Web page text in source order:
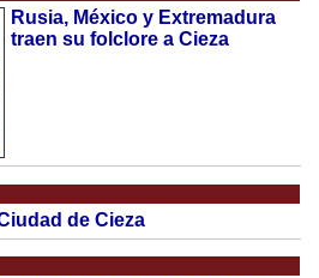
Rusia, México y Extremadura
traen su folclore a Cieza
de Cieza